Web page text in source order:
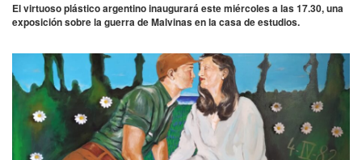
El virtuoso plástico argentino inaugurará este miércoles a las 17.30, una
exposición sobre la guerra de Malvinas en la casa de estudios.